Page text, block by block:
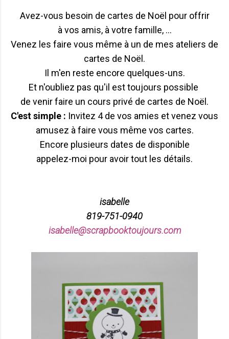
Avez-vous besoin de cartes de Noël pour offrir
à vos amis, à votre famille, ...
Venez les faire vous même à un de mes ateliers de
cartes de Noël.
Il m'en reste encore quelques-uns.
Et n'oubliez pas qu'il est toujours possible
de venir faire un cours privé de cartes de Noël.
C'est simple : Invitez 4 de vos amies et venez vous
amusez à faire vous même vos cartes.
Encore plusieurs dates de disponible
appelez-moi pour avoir tout les détails.
isabelle
819-751-0940
isabelle@scrapbooktoujours.com